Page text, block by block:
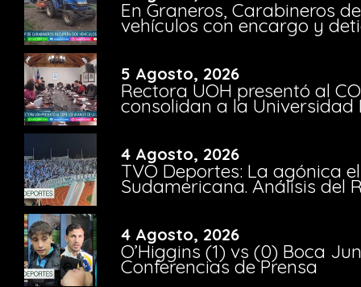
En Graneros, Carabineros
vehículos con encargo y
5 Agosto, 2026
Rectora UOH presentó al
consolidan a la Universidad
4 Agosto, 2026
TVO Deportes: La agónica
Sudamericana. Análisis del
4 Agosto, 2026
O’Higgins (1) vs (0) Boca
Conferencias de Prensa